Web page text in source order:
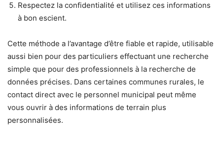
Respectez la confidentialité et utilisez ces informations
à bon escient.
Cette méthode a l’avantage d’être fiable et rapide, utilisable
aussi bien pour des particuliers effectuant une recherche
simple que pour des professionnels à la recherche de
données précises. Dans certaines communes rurales, le
contact direct avec le personnel municipal peut même
vous ouvrir à des informations de terrain plus
personnalisées.